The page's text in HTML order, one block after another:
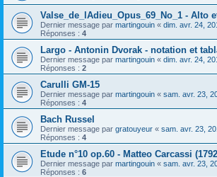
Valse_de_lAdieu_Opus_69_No_1 - Alto
Dernier message par martingouin « dim. avr. 24,
Réponses : 4
Largo - Antonin Dvorak - notation et
Dernier message par martingouin « dim. avr. 24,
Réponses : 2
Carulli GM-15
Dernier message par martingouin « sam. avr. 23,
Réponses : 4
Bach Russel
Dernier message par gratouyeur « sam. avr. 23,
Réponses : 4
Etude n°10 op.60 - Matteo Carcassi
Dernier message par martingouin « sam. avr. 23,
Réponses : 6